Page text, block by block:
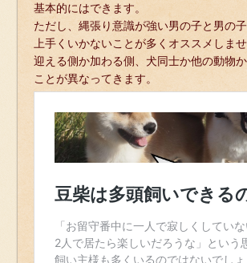
基本的にはできます。
ただし、縄張り意識が強い男の子と男の
上手くいかないことが多くオススメしませ
迎える側か加わる側、犬同士か他の動物
ことが異なってきます。